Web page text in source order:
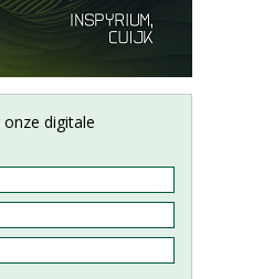
digitale